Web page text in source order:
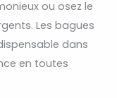
ou osez le
Les bagues
dans
en toutes